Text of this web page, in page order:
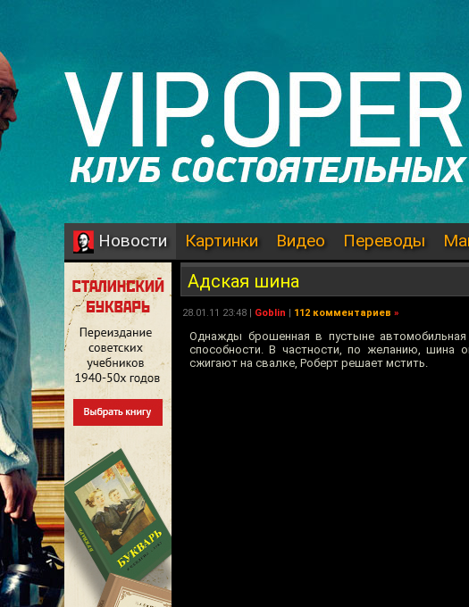
Новости Картинки Видео Переводы
Адская шина
28.01.11 23:48 | Goblin | 112 комментариев »
Однажды брошенная в пустыне
способности. В частности, по желанию, шина
сжигают на свалке, Роберт решает мстить.